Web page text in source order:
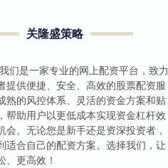
关隆盛策略
们是一家专业的网上配资平台，致力
提供便捷、安全、高效的股票配资服
熟的风控体系、灵活的资金方案和贴
帮助用户以更低成本实现资金杠杆效
会。无论您是新手还是资深投资者，
适合自己的配资方案。选择我们，让
、更高效！